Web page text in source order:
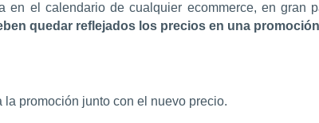
en el calendario de cualquier ecommerce, en gran
quedar reflejados los precios en una promoción
promoción junto con el nuevo precio.